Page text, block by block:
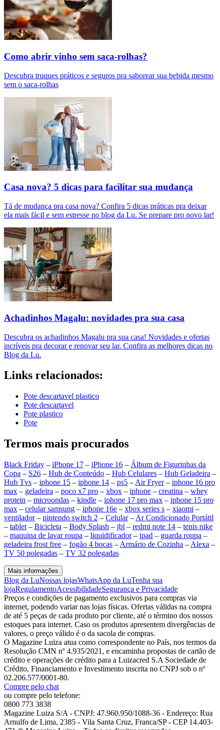
Como abrir vinho sem saca-rolhas?
Descubra truques práticos e seguros pra saborear sua bebida mesmo
sem o saca-rolhas
Casa nova? 5 dicas para facilitar sua mudança
Tá de mudança pra casa nova? Confira 5 dicas práticas pra deixar
ela mais fácil e sem estresse no blog da Lu. Se prepare pro novo lar!
Achadinhos Magalu: novidades pra sua casa
Descubra os achadinhos Magalu pra sua casa! Novidades e ofertas
incríveis pra decorar e renovar seu lar. Confira as melhores dicas no
Blog da Lu.
Links relacionados:
Pote descartavel plastico
Pote descartavel
Pote plastico
Pote
Termos mais procurados
Black Friday – iPhone 17 – iPhone 16 – Álbum de Figurinhas da
Copa – S26 – Hub de Conteúdo – Hub Celulares – Hub Geladeira –
Hub Tvs – iphone 15 – iphone 14 – ps5 – Air Fryer– iphone 16 pro
max – geladeira – poco x7 pro – xbox – iphone – creatina – whey
protein – microondas – kindle – iphone 17 pro max – iphone 15 pro
max – celular samsung – iphone 16e – xbox series s – xiaomi –
ventilador– nintendo switch 2 – Celular– Ar Condicionado Portátil
– tablet – Bicicleta – Body Splash – jbl – redmi note 14 – tenis nike
– maquina de lavar roupa – liquidificador– ipad – guarda roupa –
geladeira frost free – fogão 4 bocas – Armário de Cozinha – Alexa –
TV 50 polegadas – TV 32 polegadas
Mais informações
Blog da LuNossas lojasWhatsApp da LuTenha sua
lojaRegulamentoAcessibilidadeSegurança e Privacidade
Preços e condições de pagamento exclusivos para compras via
internet, podendo variar nas lojas físicas. Ofertas válidas na compra
de até 5 peças de cada produto por cliente, até o término dos nossos
estoques para internet. Caso os produtos apresentem divergências de
valores, o preço válido é o da sacola de compras.
O Magazine Luiza atua como correspondente no País, nos termos da
Resolução CMN nº 4.935/2021, e encaminha propostas de cartão de
crédito e operações de crédito para a Luizacred S.A Sociedade de
Crédito, Financiamento e Investimento inscrita no CNPJ sob o nº
02.206.577/0001-80.
Compre pelo chat
ou compre pelo telefone:
0800 773 3838
Magazine Luiza S/A - CNPJ: 47.960.950/1088-36 - Endereço: Rua
Arnulfo de Lima, 2385 - Vila Santa Cruz, Franca/SP - CEP 14.403-